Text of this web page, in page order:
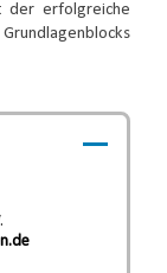
der erfolgreiche